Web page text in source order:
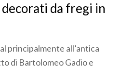
da fregi in
principalmente all’antica
di Bartolomeo Gadio e